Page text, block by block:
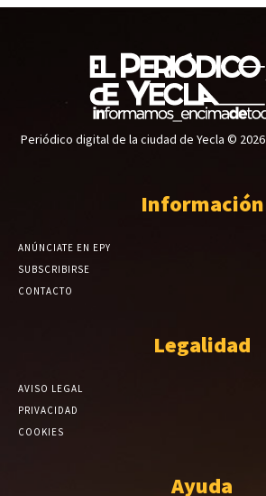
Periódico digital de la ciudad de Yecla © 2026
Información
ANÚNCIATE EN EPY
SUBSCRIBIRSE
CONTACTO
Legalidad
AVISO LEGAL
PRIVACIDAD
COOKIES
Ayuda